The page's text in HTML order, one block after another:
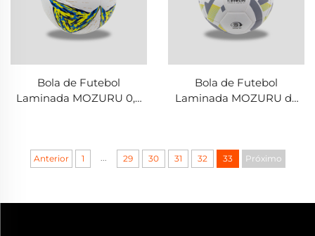
Bola de Futebol
Laminada MOZURU 0,6
Bola de Futebol
Laminada MOZURU de
Anterior 1 ... 29 30 31 32 33 Próximo